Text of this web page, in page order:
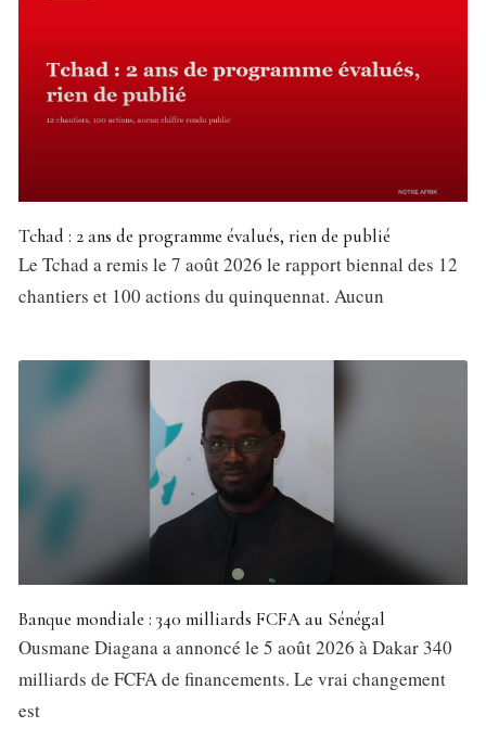
Tchad : 2 ans de programme évalués, rien de publié
Le Tchad a remis le 7 août 2026 le rapport biennal des 12
chantiers et 100 actions du quinquennat. Aucun
Banque mondiale : 340 milliards FCFA au Sénégal
Ousmane Diagana a annoncé le 5 août 2026 à Dakar 340
milliards de FCFA de financements. Le vrai changement
est